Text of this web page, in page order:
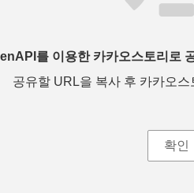
를 이용한 카카오스토리로
공유할 URL을 복사 후 카카오
확인